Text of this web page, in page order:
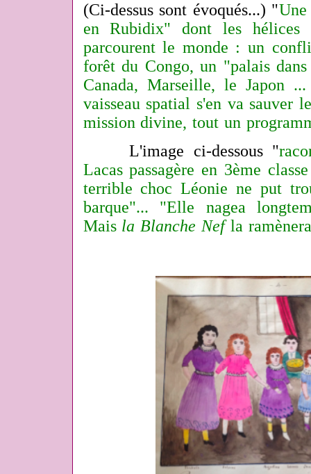
(Ci-dessus sont évoqués...) "
en Rubidix" dont les hélices
parcourent le monde : un
forêt du Congo, un "palais
Canada, Marseille, le Japon
vaisseau spatial s'en va sauver
mission divine, tout un
L'image ci-dessous "
Lacas passagère en 3ème
terrible choc Léonie ne put
barque"... "Elle nagea
Mais la Blanche Nefla